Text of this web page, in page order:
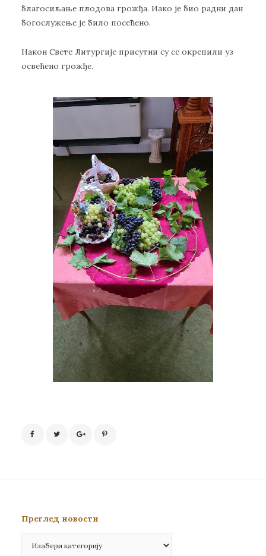
благосиљање плодова грожђа. Иако је био радни дан
богослужење је било посећено.
Након Свете Литургије присутни су се окрепили уз
освећено грожђе.
Преглед новости
новости